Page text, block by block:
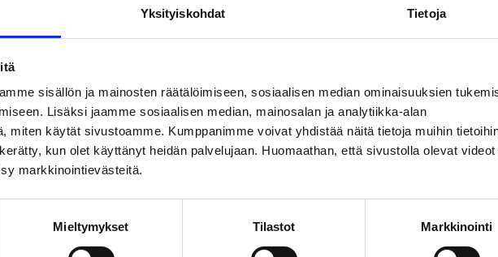
Yksityiskohdat Tietoja
sisällön ja mainosten räätälöimiseen, sosiaalisen median ominaisuuksien
Lisäksi jaamme sosiaalisen median, mainosalan ja analytiikka-alan
miten käytät sivustoamme. Kumppanimme voivat yhdistää näitä tietoja muihin
kun olet käyttänyt heidän palvelujaan. Huomaathan, että sivustolla olevat videot
markkinointievästeitä.
Mieltymykset Tilastot Markkinointi